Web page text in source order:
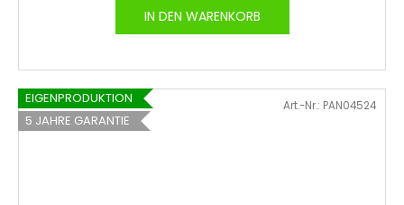
IN DEN WARENKORB
EIGENPRODUKTION
5 JAHRE GARANTIE
Art.-Nr.: PAN04524